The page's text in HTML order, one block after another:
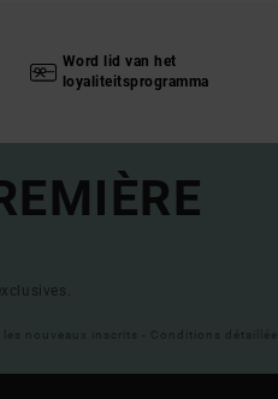
Word lid van het
loyaliteitsprogramma
les nouveaux inscrits - Conditions